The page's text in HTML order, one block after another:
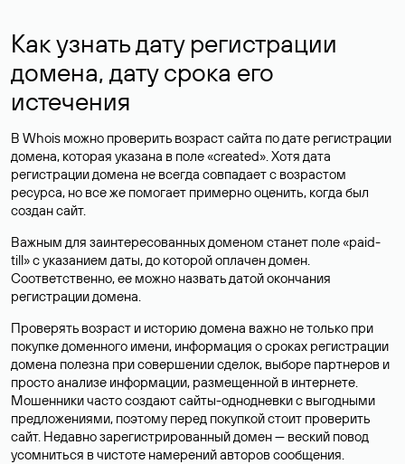
Как узнать дату регистрации
домена, дату срока его
истечения
В Whois можно проверить возраст сайта по дате регистрации
домена, которая указана в поле «created». Хотя дата
регистрации домена не всегда совпадает с возрастом
ресурса, но все же помогает примерно оценить, когда был
создан сайт.
Важным для заинтересованных доменом станет поле «paid-
till» с указанием даты, до которой оплачен домен.
Соответственно, ее можно назвать датой окончания
регистрации домена.
Проверять возраст и историю домена важно не только при
покупке доменного имени, информация о сроках регистрации
домена полезна при совершении сделок, выборе партнеров и
просто анализе информации, размещенной в интернете.
Мошенники часто создают сайты-однодневки с выгодными
предложениями, поэтому перед покупкой стоит проверить
сайт. Недавно зарегистрированный домен — веский повод
усомниться в чистоте намерений авторов сообщения.